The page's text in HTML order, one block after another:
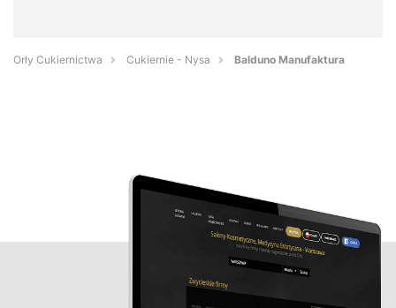
Orły Cukiernictwa Cukiernie - Nysa Balduno Manufaktura